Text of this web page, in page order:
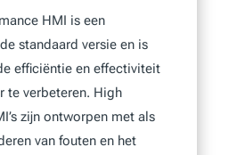
HMI is een
standaard versie en is
efficiëntie en effectiviteit
te verbeteren. High
zijn ontworpen met als
van fouten en het